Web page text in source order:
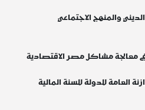
والمنهج الاجتماعي
في معالجة مشاكل مصر الاقتصادية
العامة للدولة للسنة المالية